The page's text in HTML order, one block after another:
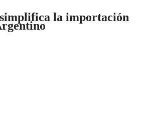
la importación